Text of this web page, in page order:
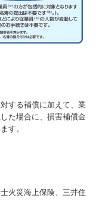
する補償に加えて、業
た場合に、損害補償金
す。
火災海上保険、三井住